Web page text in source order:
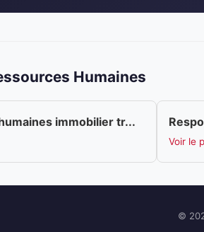
Humaines
immobilier tr...
Voir le
©